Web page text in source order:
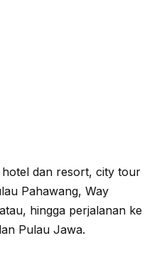
hotel dan resort, city tour
Pahawang, Way
hingga perjalanan ke
Pulau Jawa.